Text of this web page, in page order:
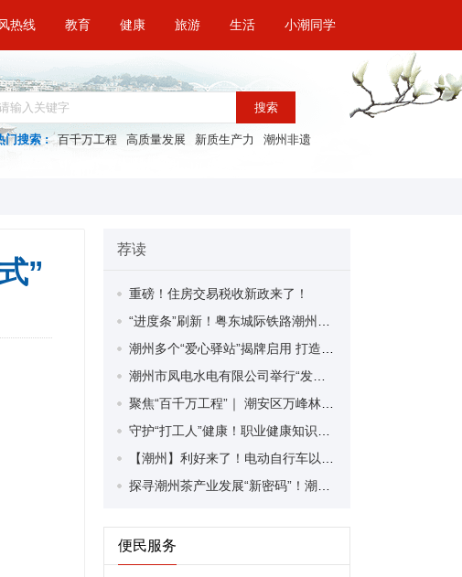
热线 教育 健康 旅游 生活 小潮同学
搜索
门搜索 : 百千万工程 高质量发展 新质生产力 潮州非遗
”
荐读
重磅！住房交易税收新政来了！
便民服务